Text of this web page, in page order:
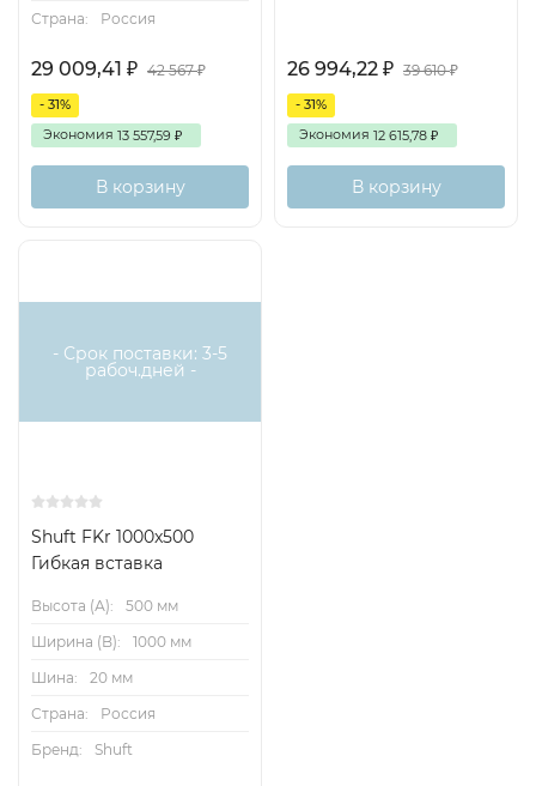
Страна:
Россия
29 009,41 ₽ 42 567₽
- 31%
Экономия 13 557,59 ₽
В корзину
26 994,22 ₽ 39 610₽
- 31%
Экономия 12 615,78 ₽
В корзину
- Срок поставки: 3-5
рабоч.дней -
Shuft FKr 1000x500
Гибкая вставка
Высота (А):
500 мм
Ширина (B):
1000 мм
Шина:
20 мм
Страна:
Россия
Бренд:
Shuft